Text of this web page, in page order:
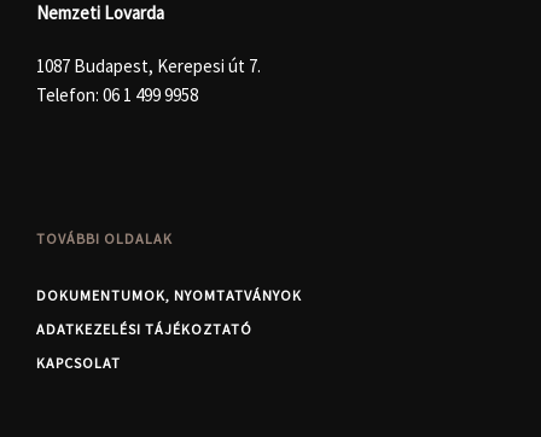
Nemzeti Lovarda
1087 Budapest, Kerepesi út 7.
Telefon: 06 1 499 9958
TOVÁBBI OLDALAK
DOKUMENTUMOK, NYOMTATVÁNYOK
ADATKEZELÉSI TÁJÉKOZTATÓ
KAPCSOLAT